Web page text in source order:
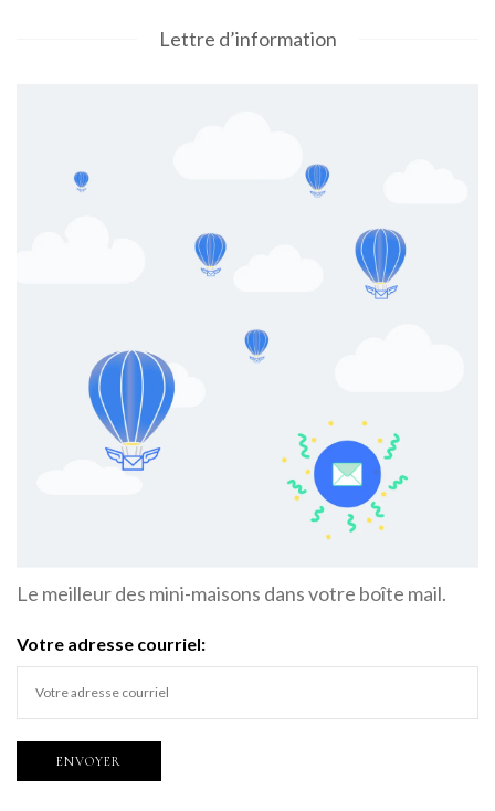
Lettre d’information
Le meilleur des mini-maisons dans votre boîte mail.
Votre adresse courriel: